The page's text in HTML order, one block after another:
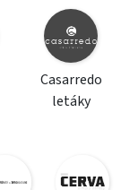
Casarredo
letáky